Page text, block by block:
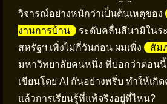
วิจารณ์อย่างหนักว่าเป็นต้นเหตุของ
งานการบ้าน
ระดับคลื่นสึนามิในร
สหรัฐฯ เพิ่งไม่กี่วันก่อน ผมเพิ่ง
สัม
มหาวิทยาลัยคนหนึ่ง ที่บอกว่าตอน
เขียนโดย AI กันอย่างพรึ่บ ทำให้เ
แล้วการเรียนรู้ที่แท้จริงอยู่ที่ไหน?